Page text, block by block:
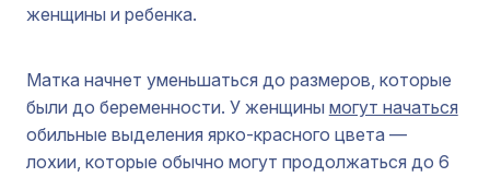
женщины и ребенка.
Матка начнет уменьшаться до размеров, которые
были до беременности. У женщины могут начаться
обильные выделения ярко-красного цвета —
лохии, которые обычно могут продолжаться до 6